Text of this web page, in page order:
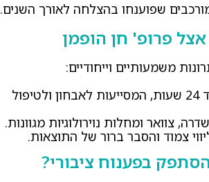
שפוענחו בהצלחה לאורך השנים.
: קבלת תוצאות מהירות במיוחד, תוך עד 24 שעות, המסייעות לאבחון ולטיפול
צמוד והסבר ברור של התוצאות.